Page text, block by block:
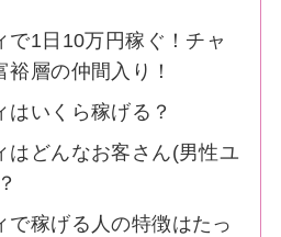
で1日10万円稼ぐ！チャ
裕層の仲間入り！
はいくら稼げる？
はどんなお客さん(男性ユ
で稼げる人の特徴はたっ